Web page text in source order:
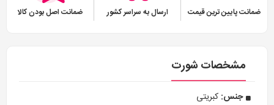
ضمانت پایین ترین قیمت ارسال به سراسر کشور ضمانت اصل بودن کالا
مشخصات شورت
جنس: کبریتی